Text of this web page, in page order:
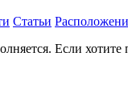
Статьи
Если